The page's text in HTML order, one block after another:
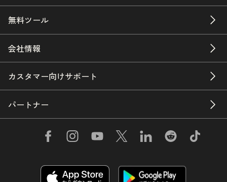
無料ツール
会社情報
カスタマー向けサポート
パートナー